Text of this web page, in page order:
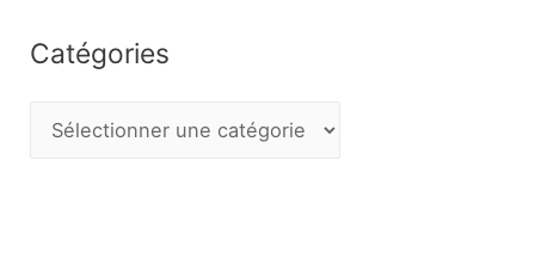
Catégories